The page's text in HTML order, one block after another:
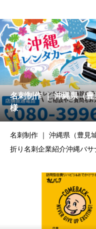
名刺制作 ｜ 沖縄県（
様
名刺制作 ｜ 沖縄県（豊見
折り名刺企業紹介沖縄バサ